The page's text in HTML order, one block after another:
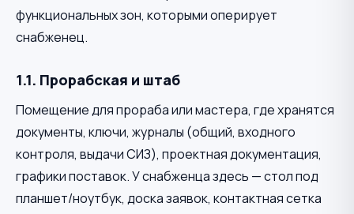
функциональных зон, которыми оперирует
снабженец.
1.1. Прорабская и штаб
Помещение для прораба или мастера, где хранятся
документы, ключи, журналы (общий, входного
контроля, выдачи СИЗ), проектная документация,
графики поставок. У снабженца здесь — стол под
планшет/ноутбук, доска заявок, контактная сетка